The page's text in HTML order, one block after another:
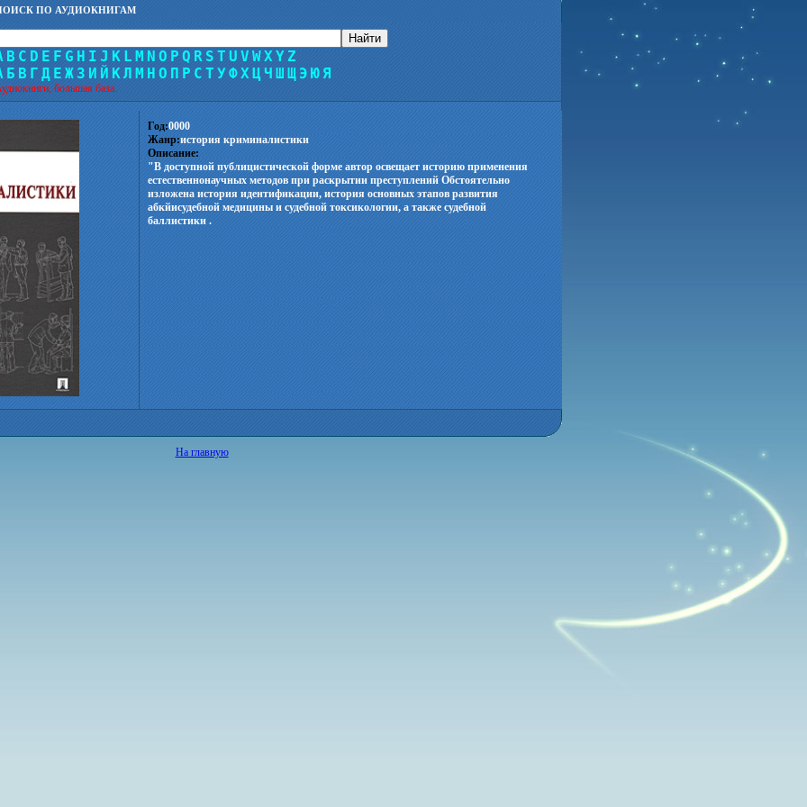
ПО АУДИОКНИГАМ
B C D E F G H I J K L M N O P Q R S T U V WXYZ
Б В Г Д Е Ж З И Й КЛ М Н О П Р С Т УФХ ЦЧ Ш Щ Э ЮЯ
большая база.
Год:0000
Жанр:история криминалистики
Описание:
"В доступной публицистической форме автор освещает историю применения
естественнонаучных методов при раскрытии преступлений Обстоятельно
изложена история идентификации, история основных этапов развития
абкйисудебной медицины и судебной токсикологии, а также судебной
баллистики .
На главную